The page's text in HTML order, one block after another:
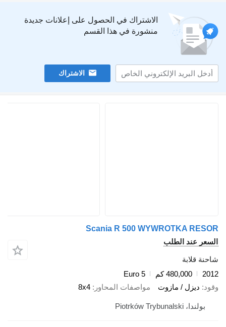
الاشتراك في الحصول على إعلانات جديدة
منشورة في هذا القسم
الاشتراك
Scania R 500 WYWROTKA
عند الطلب
قلابة
480,000 كم
Euro 5
ديزل / مازوت مواصفات المحاور 8x4
بولندا، Piotrków Trybunalski